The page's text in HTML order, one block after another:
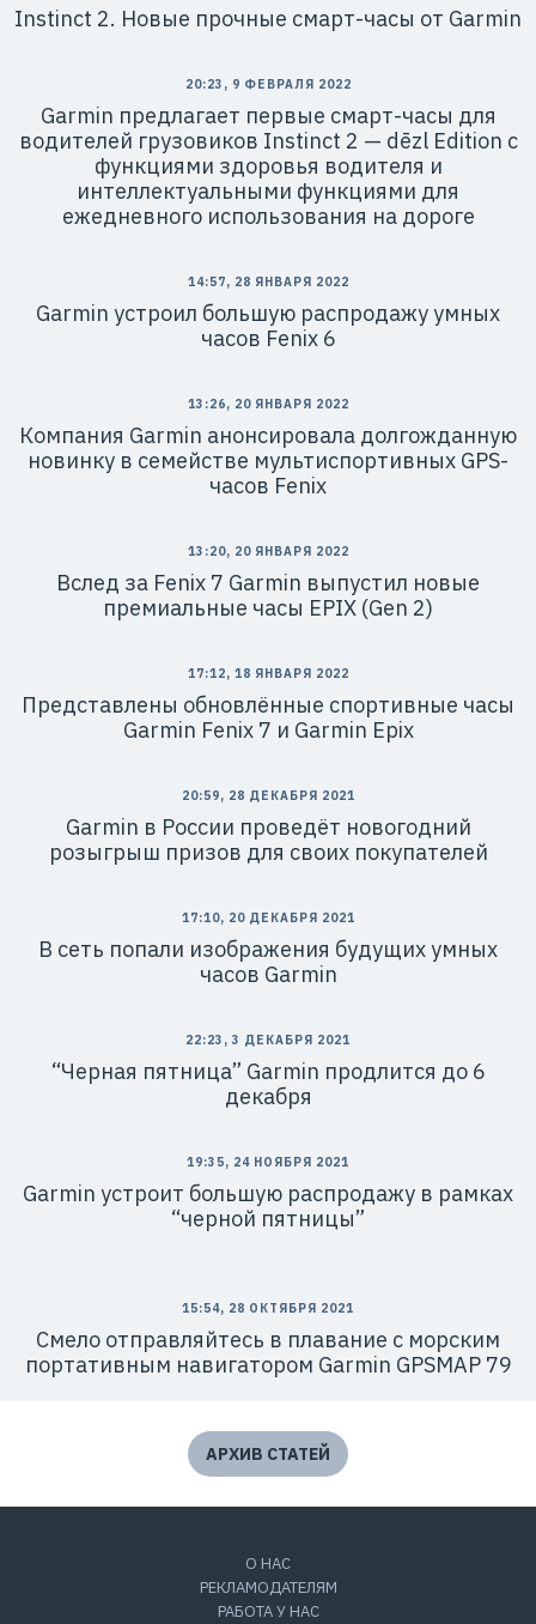
Instinct 2. Новые прочные смарт-часы от Garmin
20:23, 9 ФЕВРАЛЯ 2022
Garmin предлагает первые смарт-часы для
водителей грузовиков Instinct 2 — dēzl Edition с
функциями здоровья водителя и
интеллектуальными функциями для
ежедневного использования на дороге
14:57, 28 ЯНВАРЯ 2022
Garmin устроил большую распродажу умных
часов Fenix 6
13:26, 20 ЯНВАРЯ 2022
Компания Garmin анонсировала долгожданную
новинку в семействе мультиспортивных GPS-
часов Fenix
13:20, 20 ЯНВАРЯ 2022
Вслед за Fenix 7 Garmin выпустил новые
премиальные часы EPIX (Gen 2)
17:12, 18 ЯНВАРЯ 2022
Представлены обновлённые спортивные часы
Garmin Fenix 7 и Garmin Epix
20:59, 28 ДЕКАБРЯ 2021
Garmin в России проведёт новогодний
розыгрыш призов для своих покупателей
17:10, 20 ДЕКАБРЯ 2021
В сеть попали изображения будущих умных
часов Garmin
22:23, 3 ДЕКАБРЯ 2021
“Черная пятница” Garmin продлится до 6
декабря
19:35, 24 НОЯБРЯ 2021
Garmin устроит большую распродажу в рамках
“черной пятницы”
15:54, 28 ОКТЯБРЯ 2021
Смело отправляйтесь в плавание с морским
портативным навигатором Garmin GPSMAP 79
АРХИВ СТАТЕЙ
О НАС
РЕКЛАМОДАТЕЛЯМ
РАБОТА У НАС